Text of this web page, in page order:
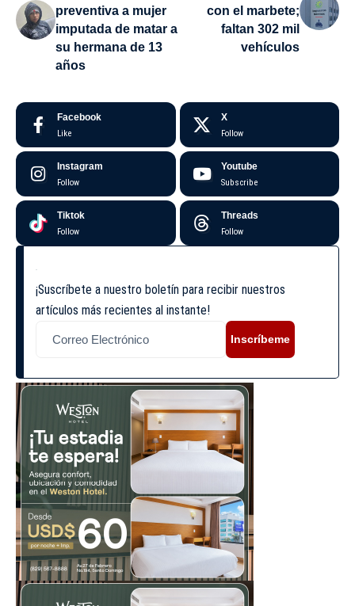
preventiva a mujer
imputada de matar a
su hermana de 13
años
con el marbete;
faltan 302 mil
vehículos
Facebook
Like
X
Follow
Instagram
Follow
Youtube
Subscribe
Tiktok
Follow
Threads
Follow
¡Suscríbete a nuestro boletín para recibir nuestros
artículos más recientes al instante!
Inscríbeme